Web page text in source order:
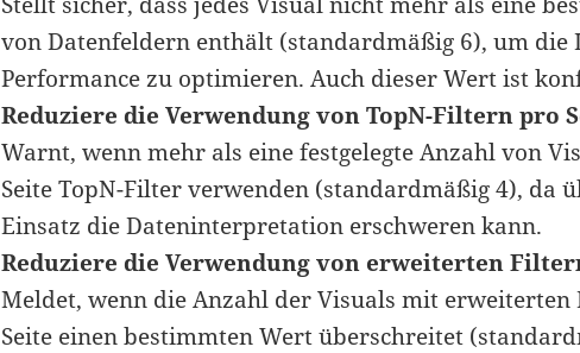
von Datenfeldern enthält (standardmäßig 6), um die
Performance zu optimieren. Auch dieser Wert ist
Reduziere die Verwendung von TopN-Filtern pro
Warnt, wenn mehr als eine festgelegte Anzahl von
Seite TopN-Filter verwenden (standardmäßig 4), da
Einsatz die Dateninterpretation erschweren kann.
Reduziere die Verwendung von erweiterten
Meldet, wenn die Anzahl der Visuals mit
Seite einen bestimmten Wert überschreitet